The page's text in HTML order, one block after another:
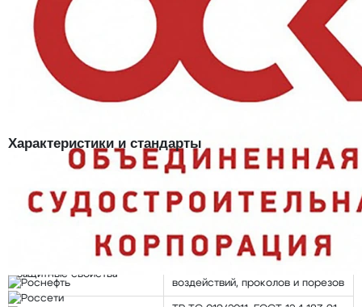
Точный хват:
покрытие кончиков пальцев позволяет работать с
мелкими деталями
Класс 13:плотная вязка облегает руку и не грубит движения
Защита от порезов:
маркировка Мп подтверждает стойкость к
проколам и порезам
Характеристики и стандарты
Материал основы Смесовая пряжа
Покрытие
Полимерполиуретан (ладонь и
кончики пальцев)
13
Защитные свойства
Мп — от механических
воздействий, проколов и порезов